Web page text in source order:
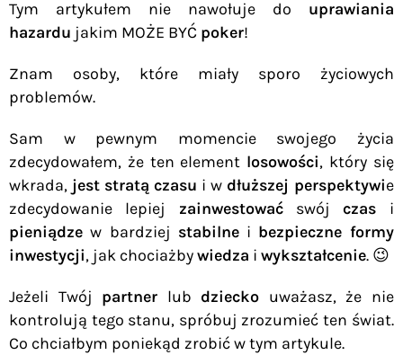
Tym artykułem nie nawołuje do uprawiania
hazardu jakim MOŻE BYĆ poker!
Znam osoby, które miały sporo życiowych
problemów.
Sam w pewnym momencie swojego życia
zdecydowałem, że ten element losowości, który się
wkrada, jest stratą czasu i w dłuższej perspektywie
zdecydowanie lepiej zainwestować swójczas i
pieniądzew bardziej stabilne i bezpieczne formy
inwestycji, jak chociażbywiedza i wykształcenie. 😉
Jeżeli Twój partner lub dziecko uważasz, że nie
kontrolują tego stanu, spróbuj zrozumieć ten świat.
Co chciałbym poniekąd zrobić w tym artykule.